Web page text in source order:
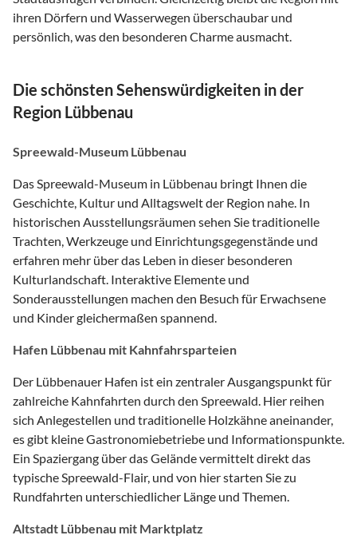
ihren Dörfern und Wasserwegen überschaubar und
persönlich, was den besonderen Charme ausmacht.
Die schönsten Sehenswürdigkeiten in der
Region Lübbenau
Spreewald-Museum Lübbenau
Das Spreewald-Museum in Lübbenau bringt Ihnen die
Geschichte, Kultur und Alltagswelt der Region nahe. In
historischen Ausstellungsräumen sehen Sie traditionelle
Trachten, Werkzeuge und Einrichtungsgegenstände und
erfahren mehr über das Leben in dieser besonderen
Kulturlandschaft. Interaktive Elemente und
Sonderausstellungen machen den Besuch für Erwachsene
und Kinder gleichermaßen spannend.
Hafen Lübbenau mit Kahnfahrsparteien
Der Lübbenauer Hafen ist ein zentraler Ausgangspunkt für
zahlreiche Kahnfahrten durch den Spreewald. Hier reihen
sich Anlegestellen und traditionelle Holzkähne aneinander,
es gibt kleine Gastronomiebetriebe und Informationspunkte.
Ein Spaziergang über das Gelände vermittelt direkt das
typische Spreewald-Flair, und von hier starten Sie zu
Rundfahrten unterschiedlicher Länge und Themen.
Altstadt Lübbenau mit Marktplatz